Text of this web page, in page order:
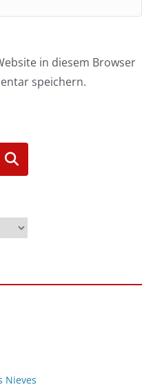
in diesem Browser
speichern.
Nieves